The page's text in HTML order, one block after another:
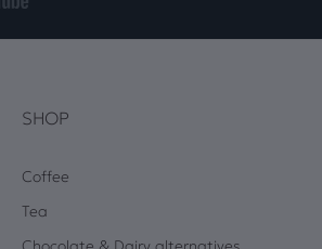
SHOP
Coffee
Tea